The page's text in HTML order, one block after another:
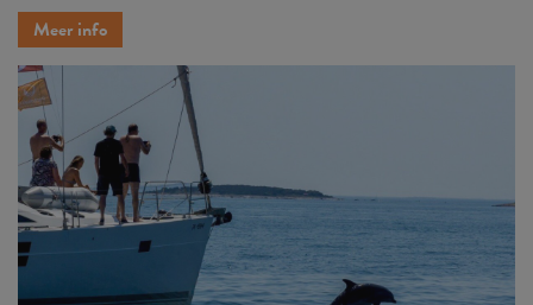
Meer info